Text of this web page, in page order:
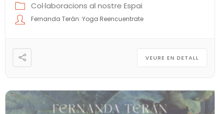
Col·laboracions al nostre Espai
Fernanda Terán: Yoga Reencuentrate
VEURE EN DETALL